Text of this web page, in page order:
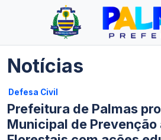
Notícias
Defesa Civil
Prefeitura de Palmas
Municipal de